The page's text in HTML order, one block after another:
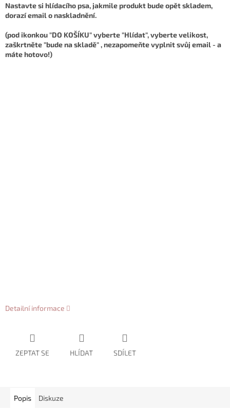
Nastavte si hlídacího psa, jakmile produkt bude opět skladem,
dorazí email o naskladnění.
(pod ikonkou "DO KOŠÍKU" vyberte "Hlídat", vyberte velikost,
zaškrtněte "bude na skladě" , nezapomeňte vyplnit svůj email - a
máte hotovo!)
Detailní informace
ZEPTAT SE HLÍDAT SDÍLET
Popis Diskuze